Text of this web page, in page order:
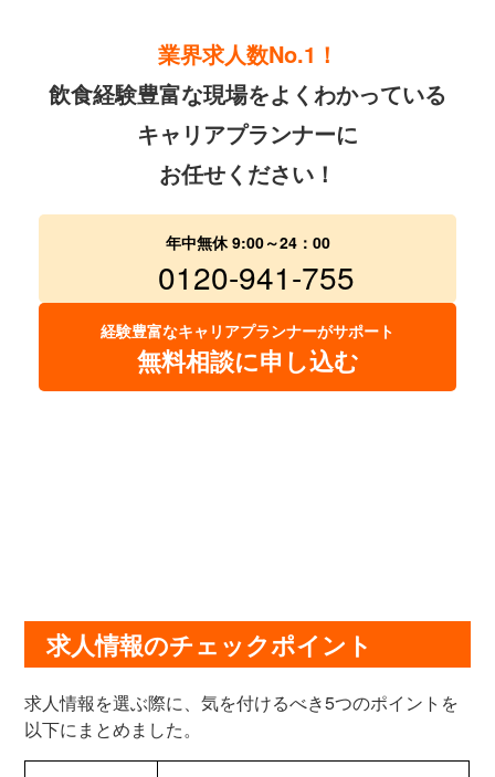
業界求人数No.1！
飲食経験豊富な現場をよくわかっている
キャリアプランナーに
お任せください！
年中無休 9:00～24：00
0120-941-755
経験豊富なキャリアプランナーがサポート
無料相談に申し込む
求人情報のチェックポイント
求人情報を選ぶ際に、気を付けるべき5つのポイントを
以下にまとめました。